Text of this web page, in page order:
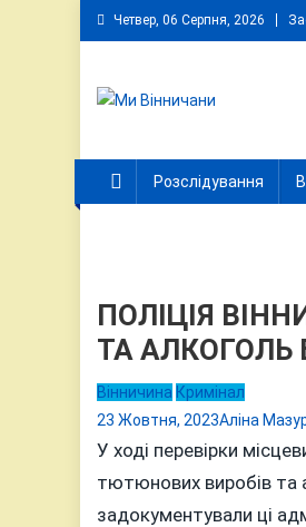
Skip
to
Четвер, 06 Серпня, 2026
Розслідування
ПОЛІЦІЯ
ТА АЛКОГОЛЬ
Вінничина Кримінал
23 Жовтня, 2023Аліна
У ході перевірки
тютюнових виробів та
задокументували ці